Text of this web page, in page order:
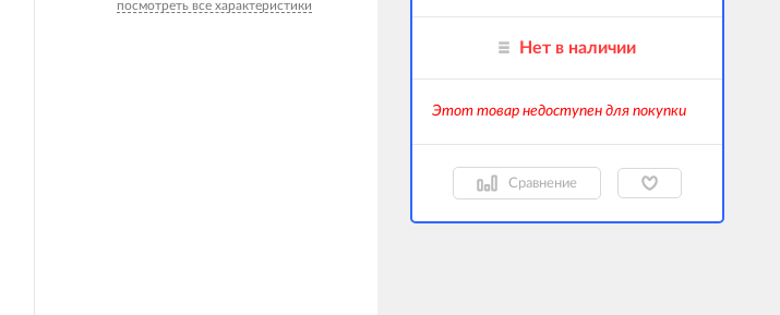
посмотреть все характеристики
Нет в наличии
Этот товар недоступен для покупки
Сравнение